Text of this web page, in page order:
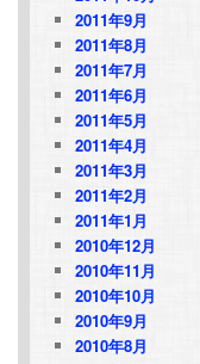
2011年9月
2011年8月
2011年7月
2011年6月
2011年5月
2011年4月
2011年3月
2011年2月
2011年1月
2010年12月
2010年11月
2010年10月
2010年9月
2010年8月